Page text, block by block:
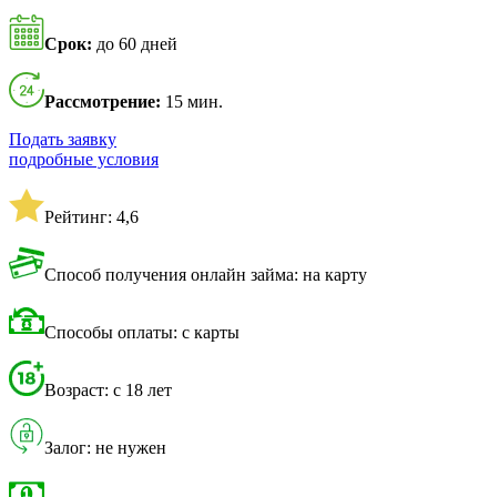
Срок: до 60 дней
Рассмотрение: 15 мин.
Подать заявку
подробные условия
Рейтинг: 4,6
Способ получения онлайн займа: на карту
Способы оплаты: с карты
Возраст: с 18 лет
Залог: не нужен